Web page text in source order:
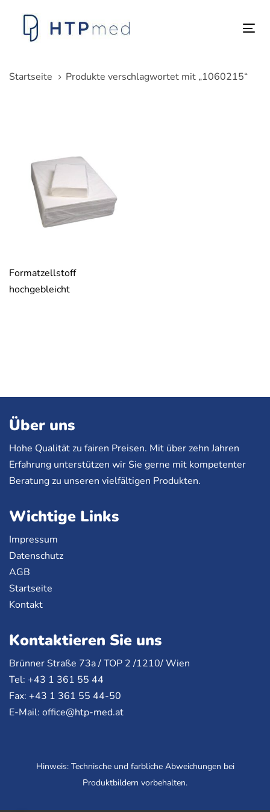
überspringen
springen
Startseite
Produkte verschlagwortet mit „1060215“
Formatzellstoff
hochgebleicht
Über uns
Hohe Qualität zu fairen Preisen. Mit über zehn Jahren
Erfahrung unterstützen wir Sie gerne mit kompetenter
Beratung zu unseren vielfältigen Produkten.
Wichtige Links
Impressum
Datenschutz
AGB
Startseite
Kontakt
Kontaktieren Sie uns
Brünner Straße 73a /TOP 2 /1210/ Wien
Tel: +43 1 361 55 44
Fax: +43 1 361 55 44-50
E-Mail: office@htp-med.at
Hinweis: Technische und farbliche Abweichungen bei
Produktbildern vorbehalten.